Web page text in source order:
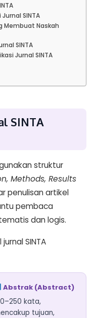
SINTA
Membuat Naskah
SINTA
Jurnal SINTA
SINTA
struktur
Methods, Results
penulisan artikel
pembaca
dan logis.
SINTA
Abstrak (Abstract)
kata,
tujuan,